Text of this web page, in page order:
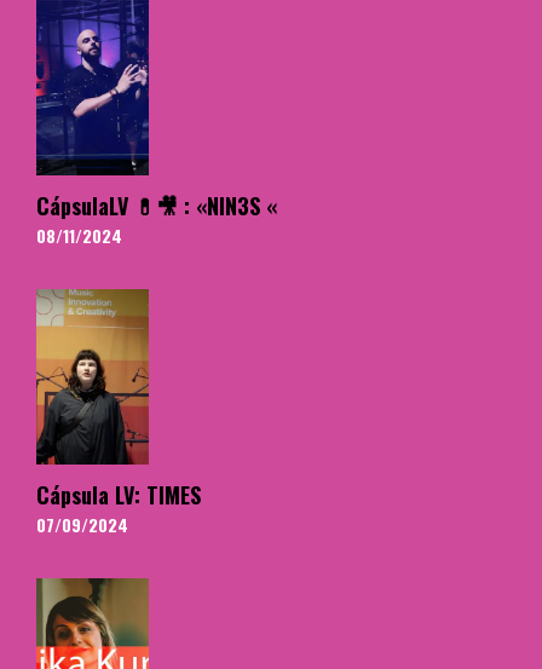
CápsulaLV 💊🎥 : «NIN3S «
08/11/2024
Cápsula LV: TIMES
07/09/2024